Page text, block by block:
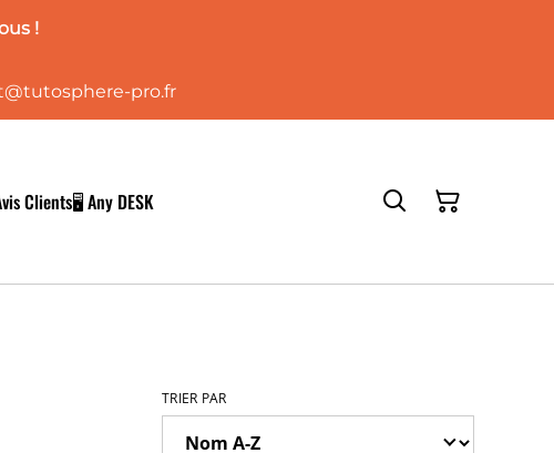
!
pro.fr
Clients🖥️ Any DESK
TRIER PAR